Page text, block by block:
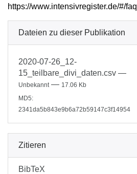
https://www.intensivregister.de/#/faq
Dateien zu dieser Publikation
2020-07-26_12-
15_teilbare_divi_daten.csv —
Unbekannt — 17.06 Kb
MD5:
2341da5b843e9b6a72b59147c3f14954
Zitieren
BibTeX